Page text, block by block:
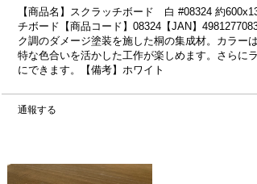
【商品名】スクラッチボード 白 #08324 約
チボード【商品コード】08324【JAN】
ク調のダメージ塗装を施した桐の集成材。カラー
特な色合いを活かした工作が楽しめます。さらに
にできます。【備考】ホワイト
通報する